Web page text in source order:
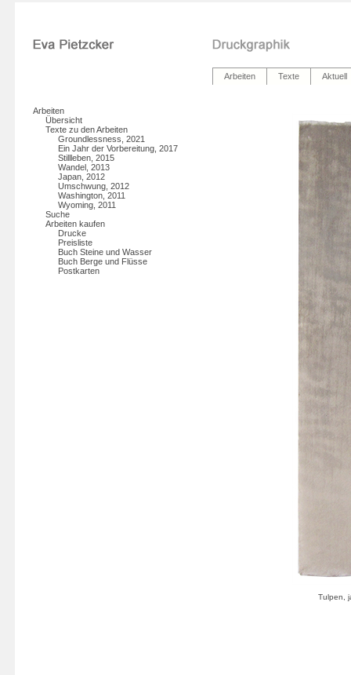
Arbeiten Texte Aktuell
Arbeiten
Übersicht
Texte zu den Arbeiten
Groundlessness, 2021
Ein Jahr der Vorbereitung, 2017
Stillleben, 2015
Wandel, 2013
Japan, 2012
Umschwung, 2012
Washington, 2011
Wyoming, 2011
Suche
Arbeiten kaufen
Drucke
Preisliste
Buch Steine und Wasser
Buch Berge und Flüsse
Postkarten